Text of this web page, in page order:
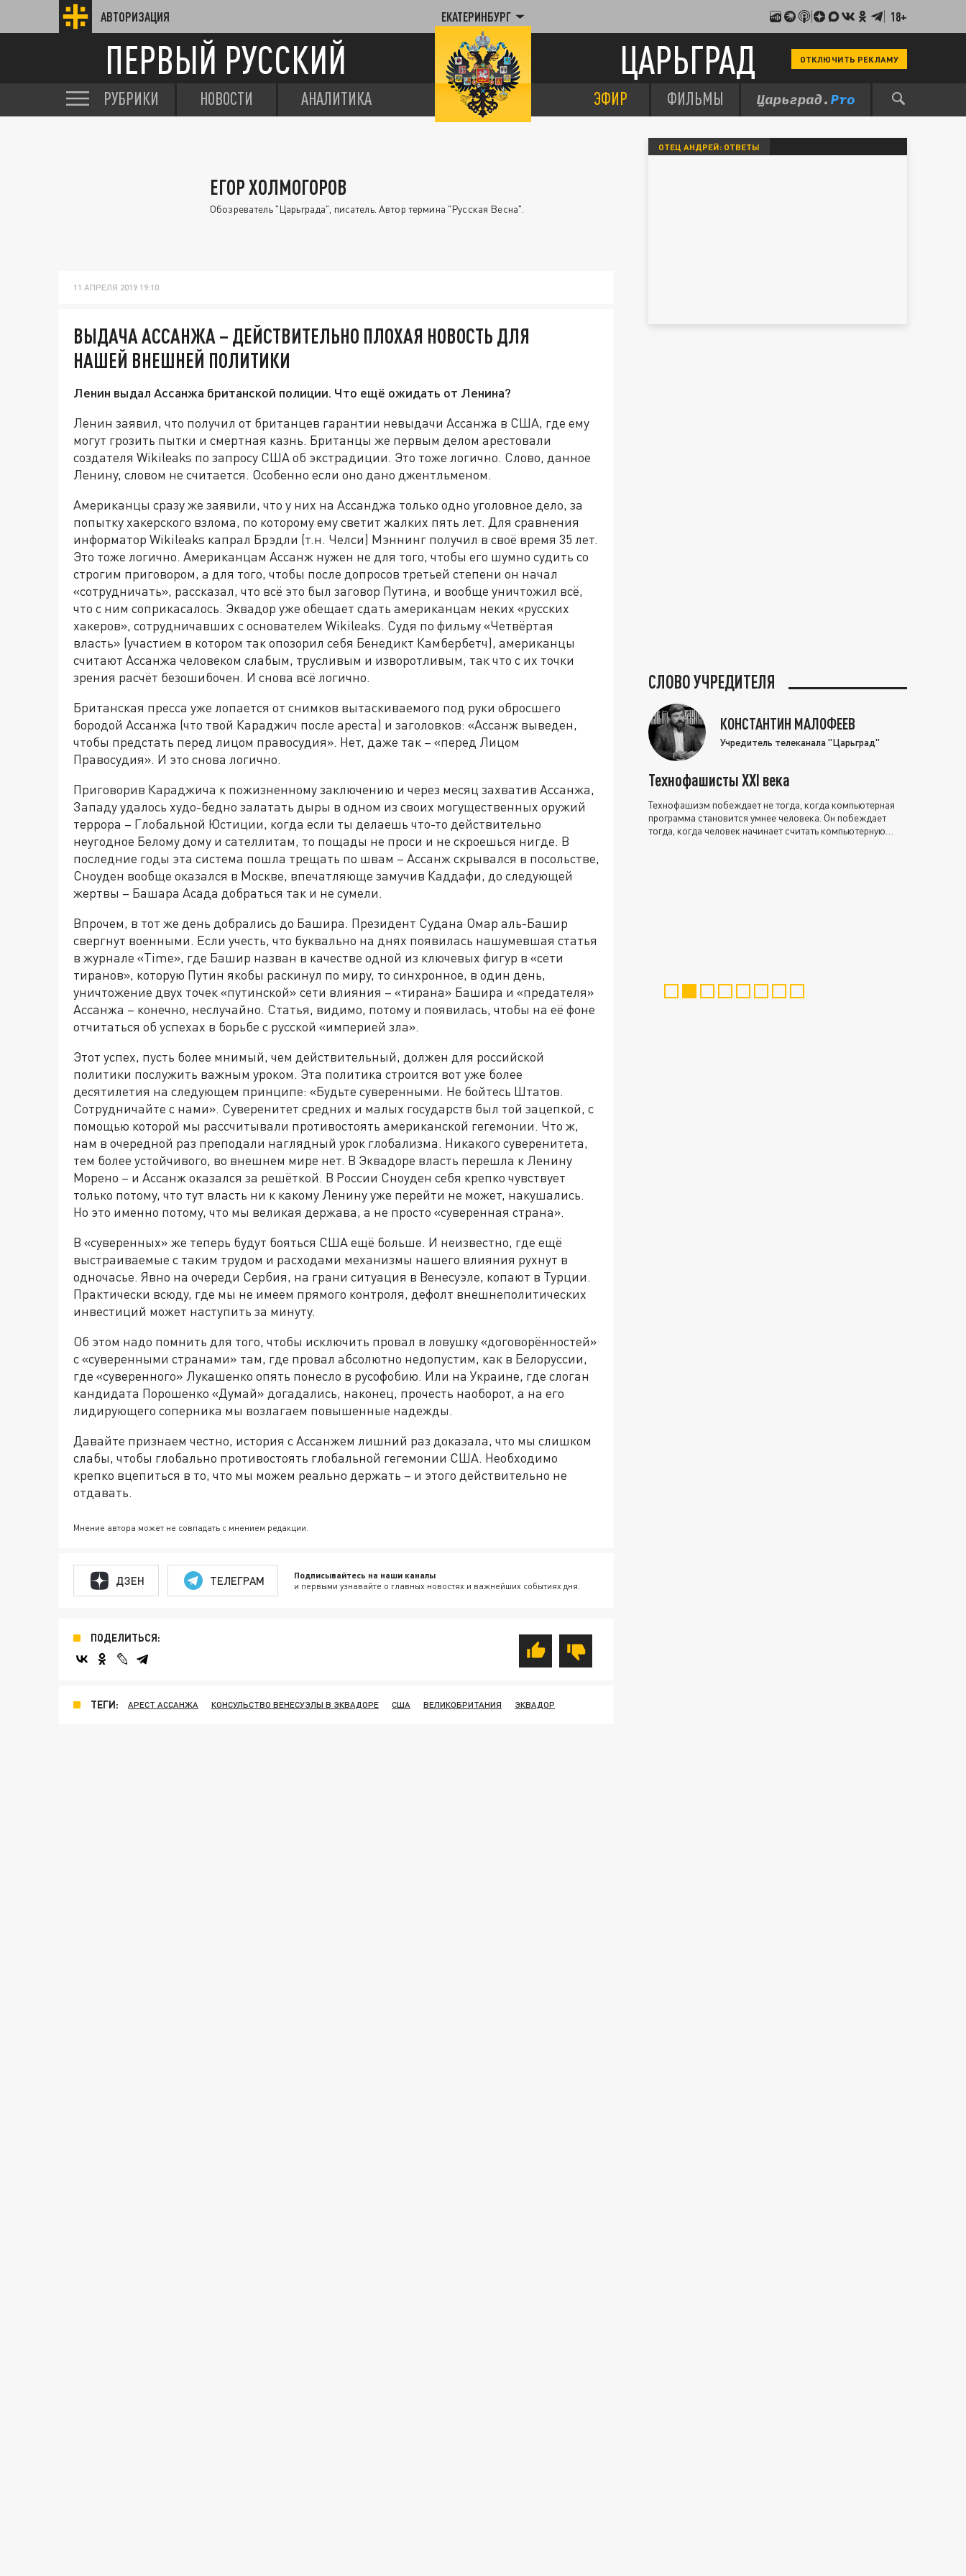
АВТОРИЗАЦИЯ ЕКАТЕРИНБУРГ 18+
ПЕРВЫЙ РУССКИЙ ЦАРЬГРАД ОТКЛЮЧИТЬ РЕКЛАМУ
РУБРИКИ НОВОСТИ АНАЛИТИКА ЭФИР ФИЛЬМЫ
ЕГОР ХОЛМОГОРОВ
Обозреватель "Царьграда", писатель. Автор термина "Русская Весна".
11 АПРЕЛЯ 2019 19:10
ВЫДАЧА АССАНЖА – ДЕЙСТВИТЕЛЬНО ПЛОХАЯ НОВОСТЬ ДЛЯ
НАШЕЙ ВНЕШНЕЙ ПОЛИТИКИ
Ленин выдал Ассанжа британской полиции. Что ещё ожидать от Ленина?
Ленин заявил, что получил от британцев гарантии невыдачи Ассанжа в США, где ему
могут грозить пытки и смертная казнь. Британцы же первым делом арестовали
создателя Wikileaks по запросу США об экстрадиции. Это тоже логично. Слово, данное
Ленину, словом не считается. Особенно если оно дано джентльменом.
Американцы сразу же заявили, что у них на Ассанджа только одно уголовное дело, за
попытку хакерского взлома, по которому ему светит жалких пять лет. Для сравнения
информатор Wikileaks капрал Брэдли (т.н. Челси) Мэннинг получил в своё время 35 лет.
Это тоже логично. Американцам Ассанж нужен не для того, чтобы его шумно судить со
строгим приговором, а для того, чтобы после допросов третьей степени он начал
«сотрудничать», рассказал, что всё это был заговор Путина, и вообще уничтожил всё,
что с ним соприкасалось. Эквадор уже обещает сдать американцам неких «русских
хакеров», сотрудничавших с основателем Wikileaks. Судя по фильму «Четвёртая
власть» (участием в котором так опозорил себя Бенедикт Камбербетч), американцы
считают Ассанжа человеком слабым, трусливым и изворотливым, так что с их точки
зрения расчёт безошибочен. И снова всё логично.
Британская пресса уже лопается от снимков вытаскиваемого под руки обросшего
бородой Ассанжа (что твой Караджич после ареста) и заголовков: «Ассанж выведен,
чтобы предстать перед лицом правосудия». Нет, даже так – «перед Лицом
Правосудия». И это снова логично.
Приговорив Караджича к пожизненному заключению и через месяц захватив Ассанжа,
Западу удалось худо-бедно залатать дыры в одном из своих могущественных оружий
террора – Глобальной Юстиции, когда если ты делаешь что-то действительно
неугодное Белому дому и сателлитам, то пощады не проси и не скроешься нигде. В
последние годы эта система пошла трещать по швам – Ассанж скрывался в посольстве,
Сноуден вообще оказался в Москве, впечатляюще замучив Каддафи, до следующей
жертвы – Башара Асада добраться так и не сумели.
Впрочем, в тот же день добрались до Башира. Президент Судана Омар аль-Башир
свергнут военными. Если учесть, что буквально на днях появилась нашумевшая статья
в журнале «Time», где Башир назван в качестве одной из ключевых фигур в «сети
тиранов», которую Путин якобы раскинул по миру, то синхронное, в один день,
уничтожение двух точек «путинской» сети влияния – «тирана» Башира и «предателя»
Ассанжа – конечно, неслучайно. Статья, видимо, потому и появилась, чтобы на её фоне
отчитаться об успехах в борьбе с русской «империей зла».
Этот успех, пусть более мнимый, чем действительный, должен для российской
политики послужить важным уроком. Эта политика строится вот уже более
десятилетия на следующем принципе: «Будьте суверенными. Не бойтесь Штатов.
Сотрудничайте с нами». Суверенитет средних и малых государств был той зацепкой, с
помощью которой мы рассчитывали противостоять американской гегемонии. Что ж,
нам в очередной раз преподали наглядный урок глобализма. Никакого суверенитета,
тем более устойчивого, во внешнем мире нет. В Эквадоре власть перешла к Ленину
Морено – и Ассанж оказался за решёткой. В России Сноуден себя крепко чувствует
только потому, что тут власть ни к какому Ленину уже перейти не может, накушались.
Но это именно потому, что мы великая держава, а не просто «суверенная страна».
В «суверенных» же теперь будут бояться США ещё больше. И неизвестно, где ещё
выстраиваемые с таким трудом и расходами механизмы нашего влияния рухнут в
одночасье. Явно на очереди Сербия, на грани ситуация в Венесуэле, копают в Турции.
Практически всюду, где мы не имеем прямого контроля, дефолт внешнеполитических
инвестиций может наступить за минуту.
Об этом надо помнить для того, чтобы исключить провал в ловушку «договорённостей»
с «суверенными странами» там, где провал абсолютно недопустим, как в Белоруссии,
где «суверенного» Лукашенко опять понесло в русофобию. Или на Украине, где слоган
кандидата Порошенко «Думай» догадались, наконец, прочесть наоборот, а на его
лидирующего соперника мы возлагаем повышенные надежды.
Давайте признаем честно, история с Ассанжем лишний раз доказала, что мы слишком
слабы, чтобы глобально противостоять глобальной гегемонии США. Необходимо
крепко вцепиться в то, что мы можем реально держать – и этого действительно не
отдавать.
Мнение автора может не совпадать с мнением редакции.
ДЗЕН ТЕЛЕГРАМ Подписывайтесь на наши каналы
и первыми узнавайте о главных новостях и важнейших событиях дня.
ПОДЕЛИТЬСЯ:
ТЕГИ: АРЕСТ АССАНЖА КОНСУЛЬСТВО ВЕНЕСУЭЛЫ В ЭКВАДОРЕ США ВЕЛИКОБРИТАНИЯ ЭКВАДОР
ОТЕЦ АНДРЕЙ: ОТВЕТЫ
СЛОВО УЧРЕДИТЕЛЯ
КОНСТАНТИН МАЛОФЕЕВ
Учредитель телеканала "Царьград"
Технофашисты XXI века
Технофашизм побеждает не тогда, когда компьютерная
программа становится умнее человека. Он побеждает
тогда, когда человек начинает считать компьютерную